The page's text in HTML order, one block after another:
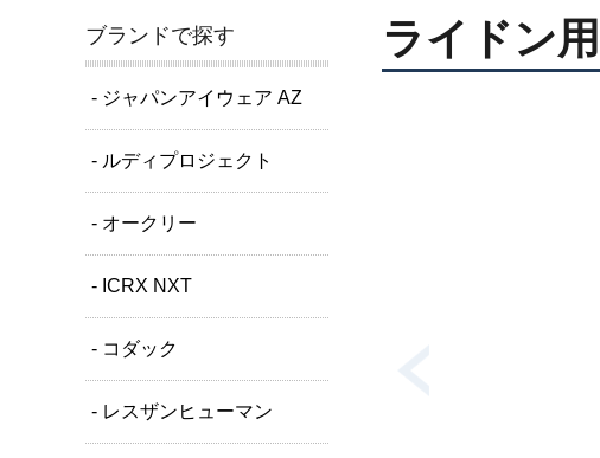
ブランドで探す
- ジャパンアイウェア AZ
- ルディプロジェクト
- オークリー
- ICRX NXT
- コダック
- レスザンヒューマン
ライドン